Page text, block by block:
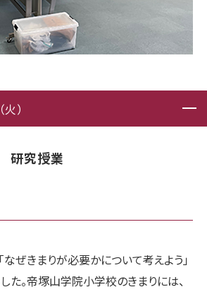
）
究授業
なぜきまりが必要かについて考えよう」
た。帝塚山学院小学校のきまりには、